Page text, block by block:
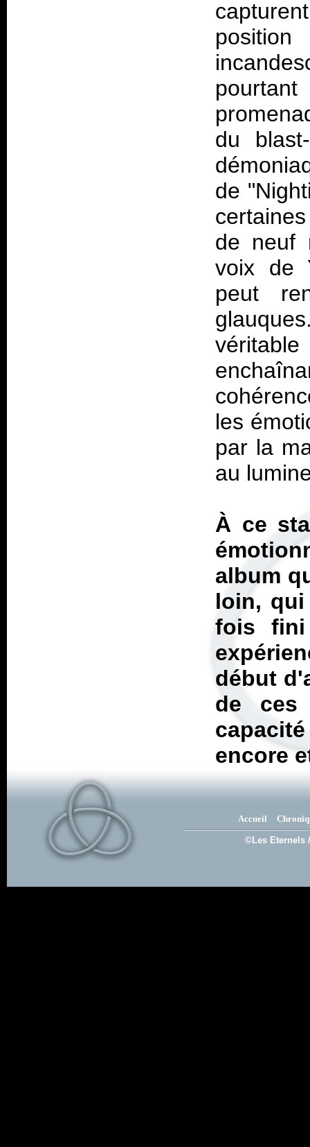
du
de
de neuf
voix de
peut
les
par la
au
À ce
album
loin,
fois fini
début
de ces
encore
Accueil
©Les Eternels